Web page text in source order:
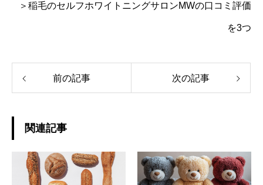
＞稲毛のセルフホワイトニングサロンMWの口コミ評価
を3つ
前の記事 次の記事
関連記事